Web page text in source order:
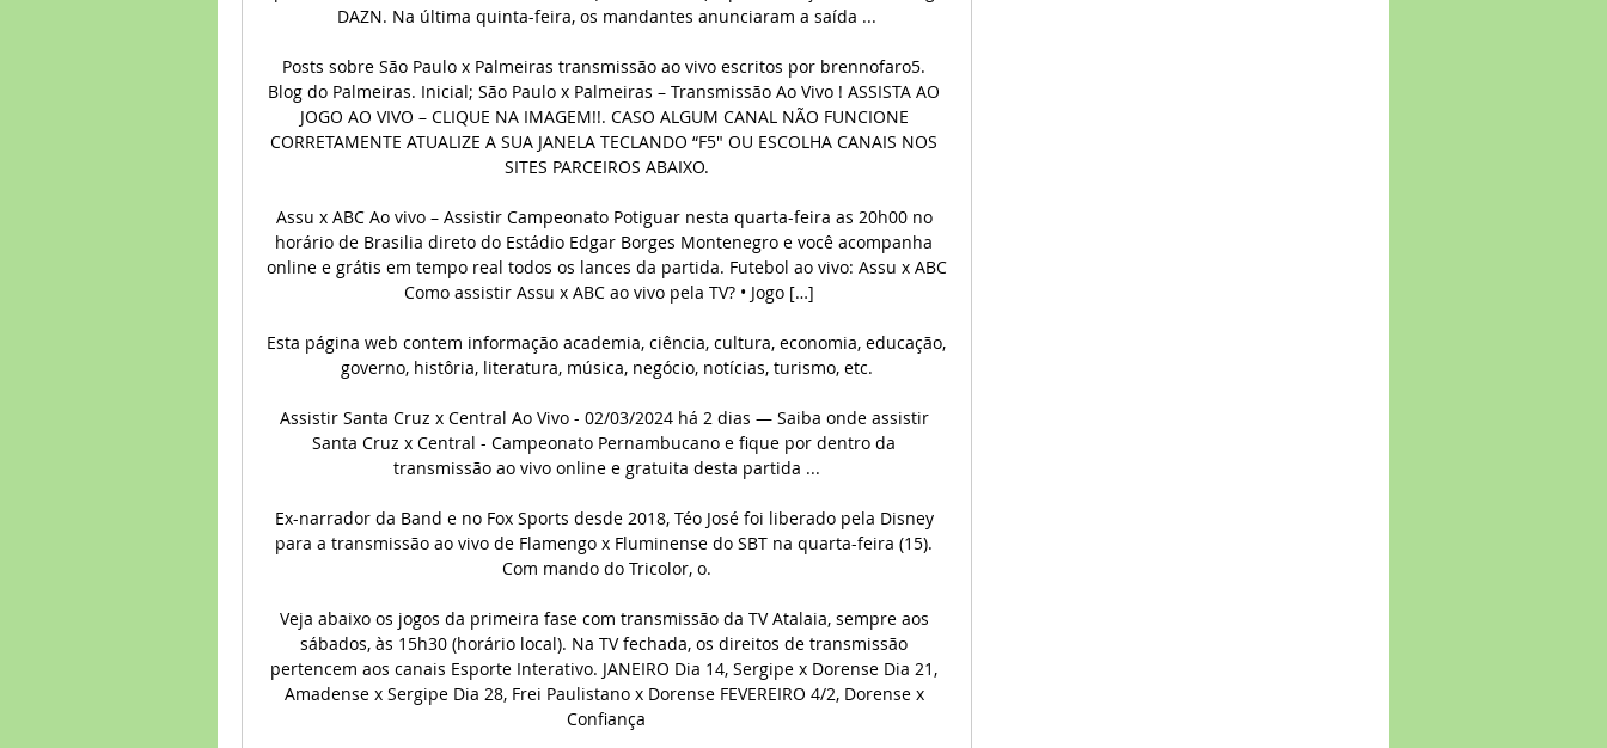
DAZN. Na última quinta-feira, os mandantes anunciaram a saída ...
Posts sobre São Paulo x Palmeiras transmissão ao vivo escritos por brennofaro5.
Blog do Palmeiras. Inicial; São Paulo x Palmeiras – Transmissão Ao Vivo ! ASSISTA AO
JOGO AO VIVO – CLIQUE NA IMAGEM!!. CASO ALGUM CANAL NÃO FUNCIONE
CORRETAMENTE ATUALIZE A SUA JANELA TECLANDO “F5″ OU ESCOLHA CANAIS NOS
SITES PARCEIROS ABAIXO.
Assu x ABC Ao vivo – Assistir Campeonato Potiguar nesta quarta-feira as 20h00 no
horário de Brasilia direto do Estádio Edgar Borges Montenegro e você acompanha
online e grátis em tempo real todos os lances da partida. Futebol ao vivo: Assu x ABC
﻿ Como assistir Assu x ABC ao vivo pela TV? • Jogo […]
Esta página web contem informação academia, ciência, cultura, economia, educação,
governo, histôria, literatura, música, negócio, notícias, turismo, etc.
Assistir Santa Cruz x Central Ao Vivo - 02/03/2024 há 2 dias — Saiba onde assistir
Santa Cruz x Central - Campeonato Pernambucano e fique por dentro da
transmissão ao vivo online e gratuita desta partida ...
Ex-narrador da Band e no Fox Sports desde 2018, Téo José foi liberado pela Disney
para a transmissão ao vivo de Flamengo x Fluminense do SBT na quarta-feira (15).
Com mando do Tricolor, o.
Veja abaixo os jogos da primeira fase com transmissão da TV Atalaia, sempre aos
sábados, às 15h30 (horário local). Na TV fechada, os direitos de transmissão
pertencem aos canais Esporte Interativo. JANEIRO Dia 14, Sergipe x Dorense Dia 21,
Amadense x Sergipe Dia 28, Frei Paulistano x Dorense FEVEREIRO 4/2, Dorense x
Confiança